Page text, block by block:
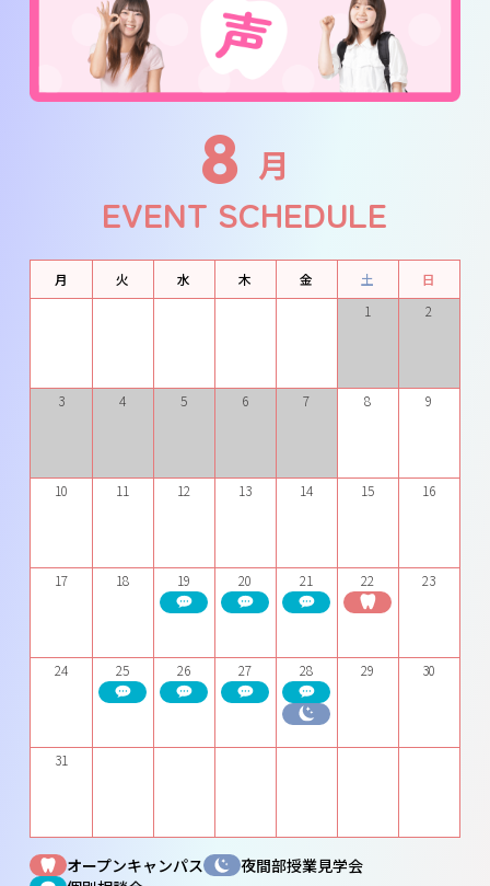
8 月
EVENT SCHEDULE
月 火 水 木 金 土
日
1
2
3 4 5 6 7 8 9
10 11 12 13 14 15 16
17 18 19 20 21 22 23
24 25 26 27 28 29 30
31
オープンキャンパス
夜間部授業見学会